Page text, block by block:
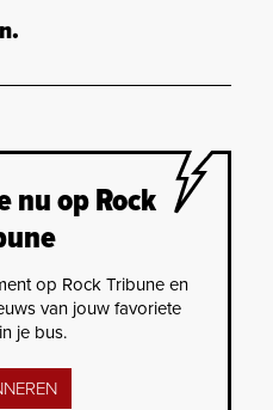
nu op Rock
op Rock Tribune en
van jouw favoriete
je bus.